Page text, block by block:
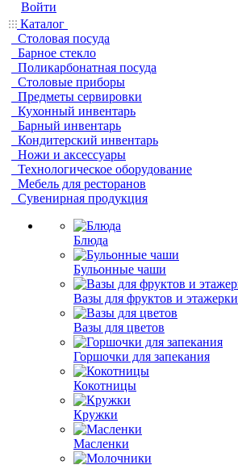
Войти
Каталог
Столовая посуда
Барное стекло
Поликарбонатная посуда
Столовые приборы
Предметы сервировки
Кухонный инвентарь
Барный инвентарь
Кондитерский инвентарь
Ножи и аксессуары
Технологическое оборудование
Мебель для ресторанов
Сувенирная продукция
Блюда
Бульонные чаши
Вазы для фруктов и этажерки
Вазы для цветов
Горшочки для запекания
Кокотницы
Кружки
Масленки